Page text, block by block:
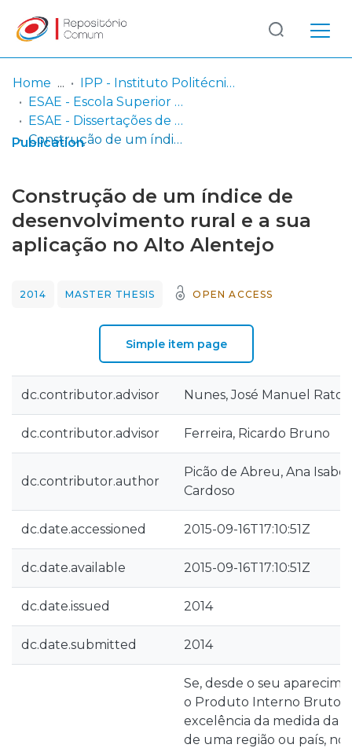
Communities
& Collections
Statistics
Log
In
(current)
Home
IPP - Instituto Politécnico de Portalegre
ESAE - Escola Superior Agrária de Elvas
ESAE - Dissertações de Mestrado
Construção de um índice de desenvolvimento rural e a sua aplicação no Alto Alentejo
Publication
Construção de um índice de
desenvolvimento rural e a sua
aplicação no Alto Alentejo
2014 MASTER THESIS OPEN ACCESS
Simple item page
dc.contributor.advisor Nunes, José Manuel Rato
dc.contributor.advisor Ferreira, Ricardo Bruno
dc.contributor.author
Picão de Abreu, Ana
Cardoso
dc.date.accessioned 2015-09-16T17:10:51Z
dc.date.available 2015-09-16T17:10:51Z
dc.date.issued 2014
dc.date.submitted 2014
Se, desde o seu
o Produto Interno Bruto
excelência da medida da
de uma região ou país, no